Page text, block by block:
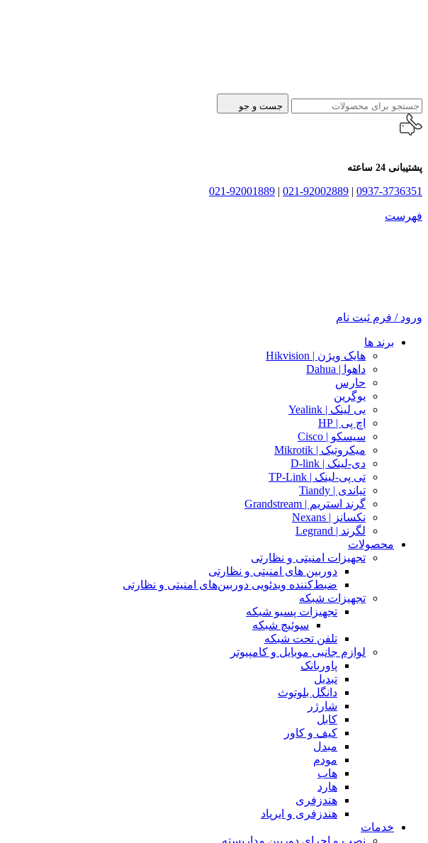
جست و جو
پشتیبانی 24 ساعته
0937-3736351
|
021-92002889
|
021-92001889
فهرست
ورود / فرم ثبت نام
برند ها
هایک ویژن | Hikvision
داهوا | Dahua
حارس
یوگرین
یی لینک | Yealink
اچ پی | HP
سیسکو | Cisco
میکروتیک | Mikrotik
دی-لینک | D-link
تی پی-لینک | TP-Link
تیاندی | Tiandy
گرند استریم | Grandstream
نکسانز | Nexans
لگرند | Legrand
محصولات
تجهیزات امنیتی و نظارتی
دوربین های امنیتی و نظارتی
ضبط‌کننده ویدئویی دوربین‌های امنیتی و نظارتی
تجهیزات شبکه
تجهیزات پسیو شبکه
سوئیچ‌ شبکه
تلفن تحت شبکه
لوازم جانبی موبایل و کامپیوتر
پاوربانک
تبدیل
دانگل بلوتوث
شارژر
کابل
کیف و کاور
مبدل
مودم
هاب
هارد
هندزفری
هندزفری و ایرپاد
خدمات
نصب و اجرای دوربین مداربسته